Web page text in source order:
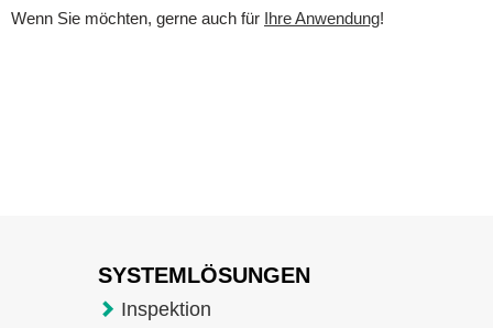
Wenn Sie möchten, gerne auch für Ihre Anwendung!
SYSTEMLÖSUNGEN
Inspektion